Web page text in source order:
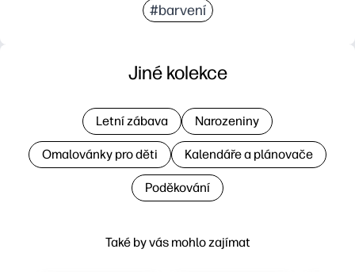
#barvení
Také by vás mohlo zajímat
Jiné kolekce
Letní zábava Narozeniny
Omalovánky pro děti Kalendáře a plánovače
Poděkování